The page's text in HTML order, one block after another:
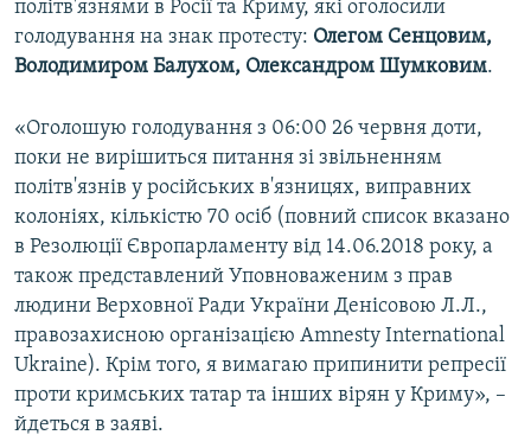
політв'язнями в Росії та Криму, які оголосили
голодування на знак протесту: Олегом Сенцовим,
Володимиром Балухом, Олександром Шумковим.
«Оголошую голодування з 06:00 26 червня доти,
поки не вирішиться питання зі звільненням
політв'язнів у російських в'язницях, виправних
колоніях, кількістю 70 осіб (повний список вказано
в Резолюції Європарламенту від 14.06.2018 року, а
також представлений Уповноваженим з прав
людини Верховної Ради України Денісовою Л.Л.,
правозахисною організацією Amnesty International
Ukraine). Крім того, я вимагаю припинити репресії
проти кримських татар та інших вірян у Криму», –
йдеться в заяві.